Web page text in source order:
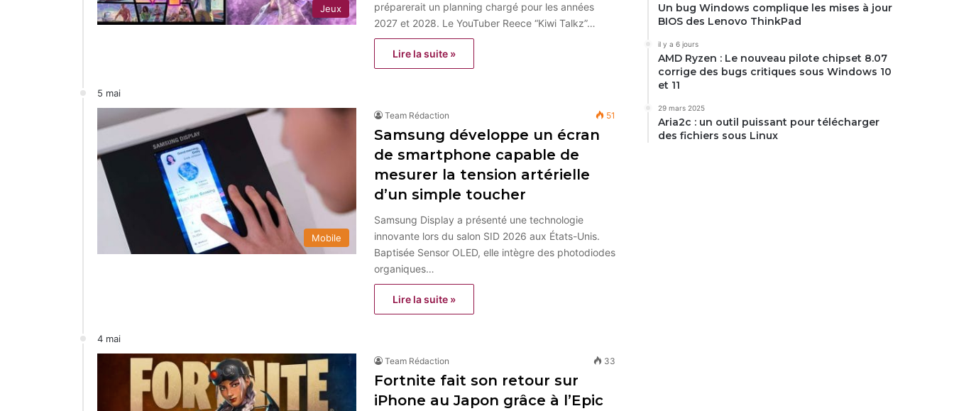
Jeux
préparerait un planning chargé pour les années
2027 et 2028. Le YouTuber Reece “Kiwi Talkz”…
Lire la suite »
5 mai
Mobile
Team Rédaction 51
Samsung développe un écran
de smartphone capable de
mesurer la tension artérielle
d’un simple toucher
Samsung Display a présenté une technologie
innovante lors du salon SID 2026 aux États-Unis.
Baptisée Sensor OLED, elle intègre des photodiodes
organiques…
Lire la suite »
4 mai
Team Rédaction 33
Fortnite fait son retour sur
iPhone au Japon grâce à l’Epic
Un bug Windows complique les mises à jour
BIOS des Lenovo ThinkPad
il y a 6 jours
AMD Ryzen : Le nouveau pilote chipset 8.07
corrige des bugs critiques sous Windows 10
et 11
29 mars 2025
Aria2c : un outil puissant pour télécharger
des fichiers sous Linux